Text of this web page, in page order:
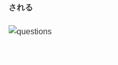
される